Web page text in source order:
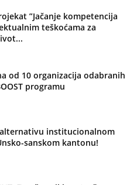
”Jačanje kompetencija
teškoćama za
od 10 organizacija odabranih
programu
institucionalnom
sanskom kantonu!